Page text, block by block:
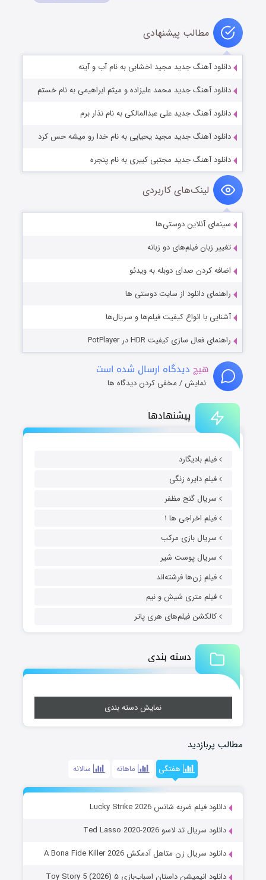
پیشنهادها
فیلم بادیگارد
فیلم دایره زنگی
سریال گنج مظفر
فیلم اخراجی ها ۱
سریال بازی مرکب
سریال پوست شیر
فیلم زن‌ها فرشته‌اند
فیلم متری شیش و نیم
کالکشن فیلم‌های هری پاتر
دسته بندی
نمایش دسته بندی
مطالب پربازدید
هفتگی ماهانه سالانه
دانلود فیلم ضربه شانس Lucky Strike 2026
دانلود سریال تد لاسو Ted Lasso 2020-2026
دانلود سریال زن متاهل آدمکش A Bona Fide Killer 2026
دانلود انیمیشن داستان اسباب‌بازی ۵ Toy Story 5 (2026)
مطالب پیشنهادی
دانلود آهنگ جدید مجید اخشابی به نام آب و آینه
دانلود آهنگ جدید محمد علیزاده و میثم ابراهیمی به نام خستم
دانلود آهنگ جدید علی عبدالمالکی به نام نذار برم
دانلود آهنگ جدید مجید یحیایی به نام خدا رو میشه حس کرد
دانلود آهنگ جدید مجتبی کبیری به نام پنجره
لینک‌های کاربردی
سینمای آنلاین دوستی‌ها
تغییر زبان فیلم‌های دو زبانه
اضافه کردن صدای دوبله به ویدئو
راهنمای دانلود از سایت دوستی ها
آشنایی با انواع کیفیت فیلم‌ها و سریال‌ها
راهنمای فعال سازی کیفیت HDR در PotPlayer
هیچ دیدگاه ارسال شده است
نمایش / مخفی کردن دیدگاه ها